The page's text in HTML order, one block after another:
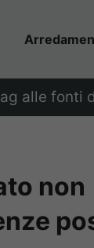
alle fonti
non